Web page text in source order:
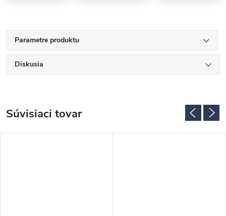
Parametre produktu
Diskusia
Súvisiaci tovar